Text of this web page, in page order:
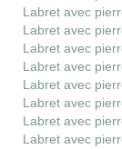
Labret avec
Labret avec
Labret avec
Labret avec
Labret avec
Labret avec
Labret avec
Labret avec